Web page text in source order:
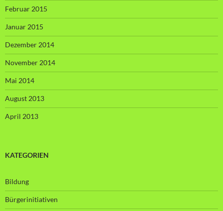
Februar 2015
Januar 2015
Dezember 2014
November 2014
Mai 2014
August 2013
April 2013
KATEGORIEN
Bildung
Bürgerinitiativen